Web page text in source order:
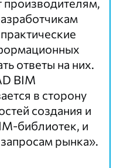
производителям,
ответы на них.
BIM
в сторону
создания и
библиотек, и
рынка».